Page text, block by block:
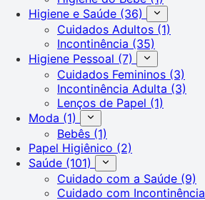
Higiene e Saúde (36)
Cuidados Adultos (1)
Incontinência (35)
Higiene Pessoal (7)
Cuidados Femininos (3)
Incontinência Adulta (3)
Lenços de Papel (1)
Moda (1)
Bebês (1)
Papel Higiênico (2)
Saúde (101)
Cuidado com a Saúde (9)
Cuidado com Incontinência